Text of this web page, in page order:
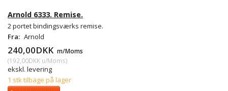
Arnold 6333. Remise.
2 portet bindingsværks remise.
Fra: Arnold
240,00DKK m/Moms
(192,00DKK u/Moms)
ekskl. levering
1 stk tilbage på lager